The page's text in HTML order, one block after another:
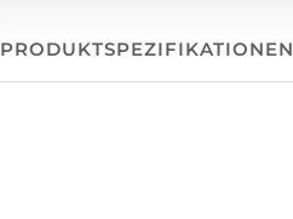
PRODUKTSPEZIFIKATIONEN